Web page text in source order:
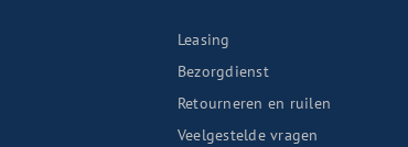
Leasing
Bezorgdienst
Retourneren en ruilen
Veelgestelde vragen